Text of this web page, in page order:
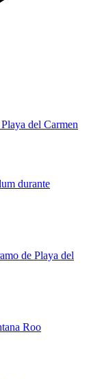
del Carmen
durante
de Playa del
Roo